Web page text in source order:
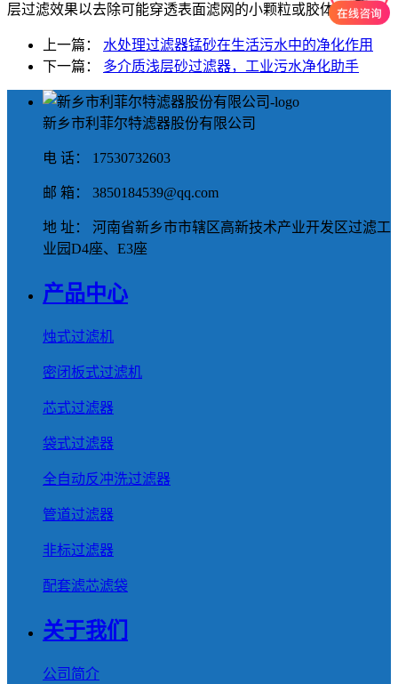
层过滤效果以去除可能穿透表面滤网的小颗粒或胶体物质。
上一篇： 水处理过滤器锰砂在生活污水中的净化作用
下一篇： 多介质浅层砂过滤器，工业污水净化助手
新乡市利菲尔特滤器股份有限公司
电 话： 17530732603
邮 箱： 3850184539@qq.com
地 址： 河南省新乡市市辖区高新技术产业开发区过滤工
业园D4座、E3座
产品中心
烛式过滤机
密闭板式过滤机
芯式过滤器
袋式过滤器
全自动反冲洗过滤器
管道过滤器
非标过滤器
配套滤芯滤袋
关于我们
公司简介